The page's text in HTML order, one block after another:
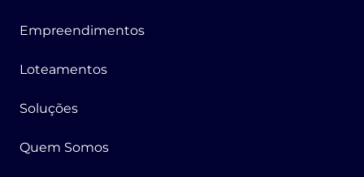
Empreendimentos
Loteamentos
Soluções
Quem Somos